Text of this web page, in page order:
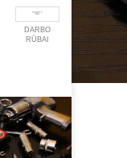
DARBO
RŪBAI